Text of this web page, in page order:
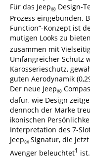
Für das Jeep® Design-
Prozess eingebunden.
Function“-Konzept ist
mutigen Looks zu
zusammen mit
Umfangreicher Schutz
Karosserieschutz,
guten Aerodynamik
Der neue Jeep®
dafür, wie Design
dennoch der Marke
ikonischen
Interpretation des 7-
Jeep® Signatur, die
Avenger beleuchtet1 ist.